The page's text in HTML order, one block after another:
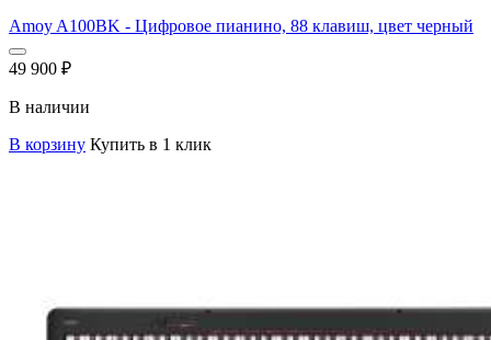
Amoy A100BK - Цифровое пианино, 88 клавиш, цвет черный
49 900 ₽
В наличии
В корзину Купить в 1 клик